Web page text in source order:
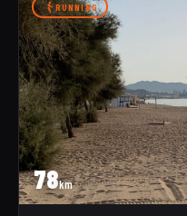
78km
RUNNING